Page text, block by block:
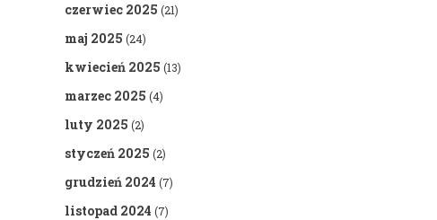
czerwiec 2025 (21)
maj 2025 (24)
kwiecień 2025 (13)
marzec 2025 (4)
luty 2025 (2)
styczeń 2025 (2)
grudzień 2024 (7)
listopad 2024 (7)